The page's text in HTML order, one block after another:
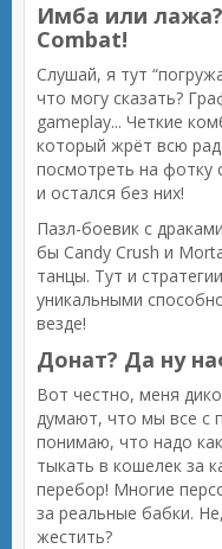
Имба или
Combat!
Слушай, я тут
что могу сказать?
gameplay... Четкие
который жрёт всю
посмотреть на фотку
и остался без них!
Пазл-боевик с
бы Candy Crush и
танцы. Тут и
уникальными
везде!
Донат? Да ну
Вот честно, меня
думают, что мы все с
понимаю, что надо
тыкать в кошелек за
перебор! Многие
за реальные бабки.
жестить?